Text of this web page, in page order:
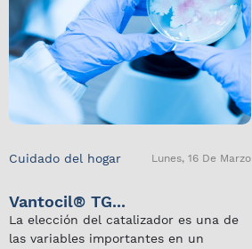
Cuidado del hogar Lunes, 16 De Marzo
Vantocil® TG...
La elección del catalizador es una de
las variables importantes en un